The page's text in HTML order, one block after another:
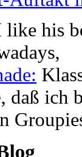
like his
daß ich